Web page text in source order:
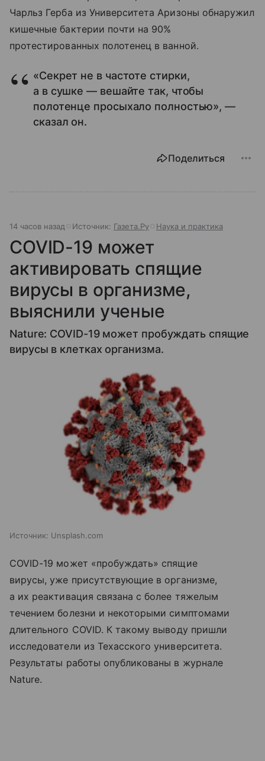
Чарльз Герба из Университета Аризоны обнаружил
кишечные бактерии почти на 90%
протестированных полотенец в ванной.
«Секрет не в частоте стирки,
а в сушке — вешайте так, чтобы
полотенце просыхало полностью», —
сказал он.
Поделиться
14 часов назад Источник: Газета.Ру Наука и практика
COVID-19 может
активировать спящие
вирусы в организме,
выяснили ученые
Nature: COVID-19 может пробуждать спящие
вирусы в клетках организма.
Источник: Unsplash.com
COVID-19 может «пробуждать» спящие
вирусы, уже присутствующие в организме,
а их реактивация связана с более тяжелым
течением болезни и некоторыми симптомами
длительного COVID. К такому выводу пришли
исследователи из Техасского университета.
Результаты работы опубликованы в журнале
Nature.